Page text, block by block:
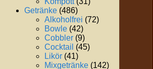
Getränke (486)
Alkoholfrei (72)
Bowle (42)
Cobbler (9)
Cocktail (45)
Likör (41)
Mixgetränke (142)